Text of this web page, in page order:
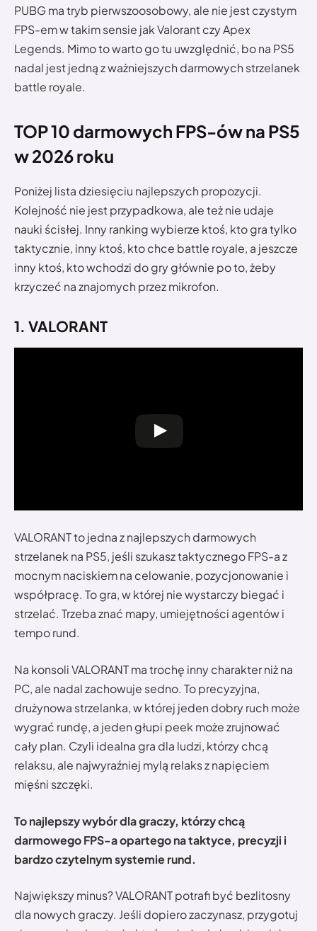
PUBG ma tryb pierwszoosobowy, ale nie jest czystym
FPS-em w takim sensie jak Valorant czy Apex
Legends. Mimo to warto go tu uwzględnić, bo na PS5
nadal jest jedną z ważniejszych darmowych strzelanek
battle royale.
TOP 10 darmowych FPS-ów na PS5
w 2026 roku
Poniżej lista dziesięciu najlepszych propozycji.
Kolejność nie jest przypadkowa, ale też nie udaje
nauki ścisłej. Inny ranking wybierze ktoś, kto gra tylko
taktycznie, inny ktoś, kto chce battle royale, a jeszcze
inny ktoś, kto wchodzi do gry głównie po to, żeby
krzyczeć na znajomych przez mikrofon.
1. VALORANT
VALORANT to jedna z najlepszych darmowych
strzelanek na PS5, jeśli szukasz taktycznego FPS-a z
mocnym naciskiem na celowanie, pozycjonowanie i
współpracę. To gra, w której nie wystarczy biegać i
strzelać. Trzeba znać mapy, umiejętności agentów i
tempo rund.
Na konsoli VALORANT ma trochę inny charakter niż na
PC, ale nadal zachowuje sedno. To precyzyjna,
drużynowa strzelanka, w której jeden dobry ruch może
wygrać rundę, a jeden głupi peek może zrujnować
cały plan. Czyli idealna gra dla ludzi, którzy chcą
relaksu, ale najwyraźniej mylą relaks z napięciem
mięśni szczęki.
To najlepszy wybór dla graczy, którzy chcą
darmowego FPS-a opartego na taktyce, precyzji i
bardzo czytelnym systemie rund.
Największy minus? VALORANT potrafi być bezlitosny
dla nowych graczy. Jeśli dopiero zaczynasz, przygotuj